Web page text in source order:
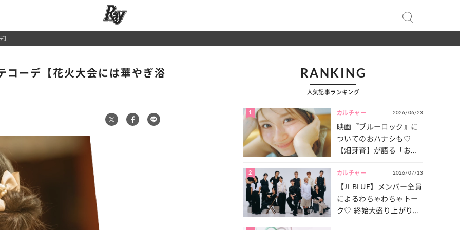
】
ーデ【花火大会には華やぎ浴 RANKING
人気記事ランキング
1 カルチャー 2026/06/23
映画『ブルーロック』に
ついてのおハナシも♡
【畑芽育】が語る「お仕
は？
2 カルチャー 2026/07/13
【JI BLUE】メンバー全員
によるわちゃわちゃトー
ク♡ 終始大盛り上がりだ